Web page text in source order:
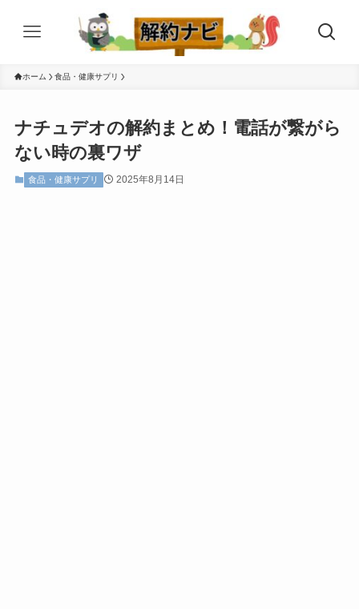
ホーム 食品・健康サプリ
ナチュデオの解約まとめ！電話が繋がら
ない時の裏ワザ
食品・健康サプリ 2025年8月14日